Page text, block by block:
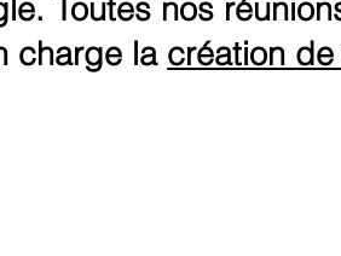
Toutes nos
charge la création